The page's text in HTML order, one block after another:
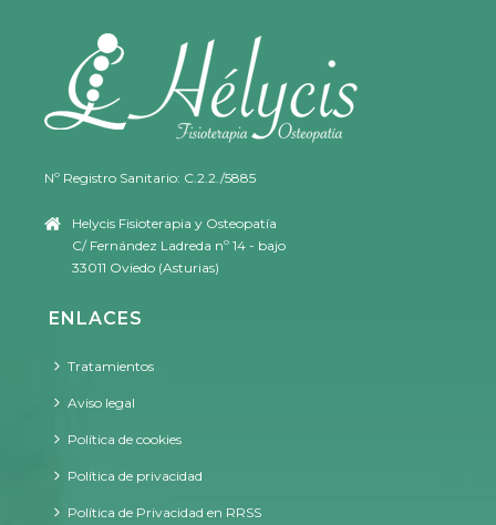
Nº Registro Sanitario: C.2.2./5885
Helycis Fisioterapia y Osteopatía
C/ Fernández Ladreda nº 14 - bajo
33011 Oviedo (Asturias)
ENLACES
Tratamientos
Aviso legal
Política de cookies
Política de privacidad
Política de Privacidad en RRSS